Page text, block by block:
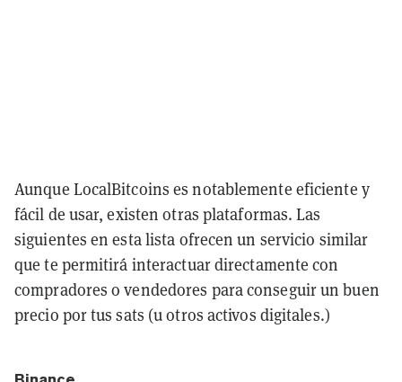
Aunque LocalBitcoins es notablemente eficiente y
fácil de usar, existen otras plataformas. Las
siguientes en esta lista ofrecen un servicio similar
que te permitirá interactuar directamente con
compradores o vendedores para conseguir un buen
precio por tus sats (u otros activos digitales.)